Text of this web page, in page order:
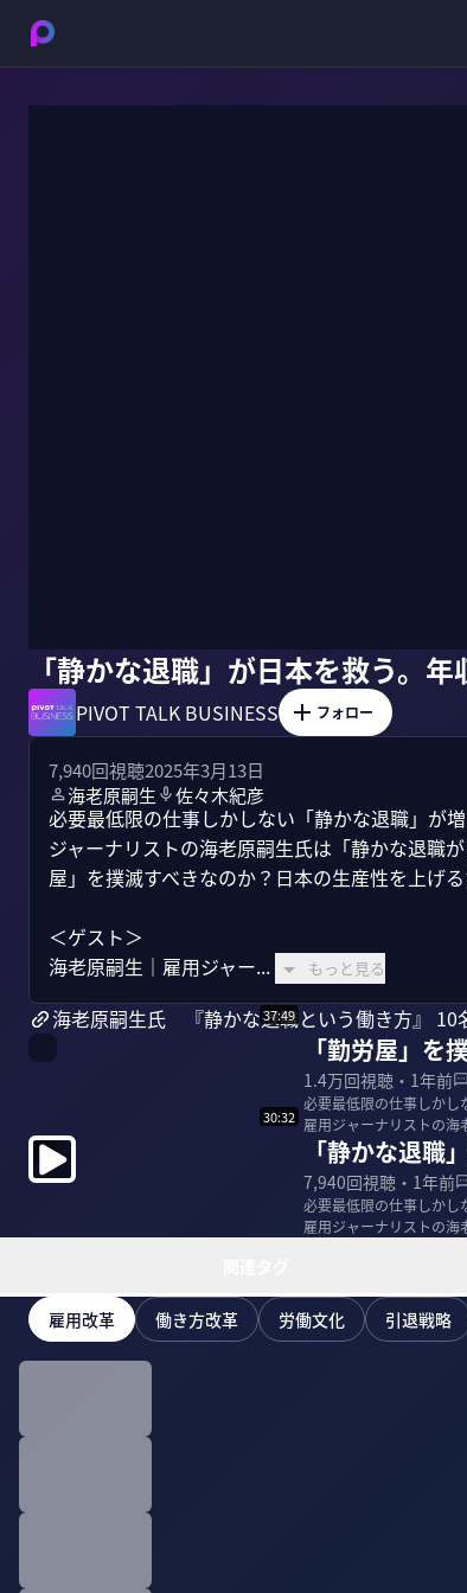
「静かな退職」が日本を救う。
PIVOT TALK BUSINESS フォロー
7,940回視聴2025年3月13日
海老原嗣生
佐々木紀彦
必要最低限の仕事しかしない「静かな退職」が
ジャーナリストの海老原嗣生氏は「静かな退職
屋」を撲滅すべきなのか？日本の生産性を上げ
＜ゲスト＞
海老原嗣生｜雇用ジャー...
もっと見る
海老原嗣生氏 『静かな退職という働き方』 10
37:49
「勤労屋」を
1.4万回視聴・ 1年前
必要最低限の仕事しかし
雇用ジャーナリストの海
「勤労屋」を撲滅...
30:32
「静かな退職
7,940回視聴・ 1年前
必要最低限の仕事しかし
雇用ジャーナリストの海
雇用改革 働き方改革 労働文化 引退戦略